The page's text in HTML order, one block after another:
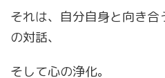
それは、自分自身と向き合
の対話、
そして心の浄化。